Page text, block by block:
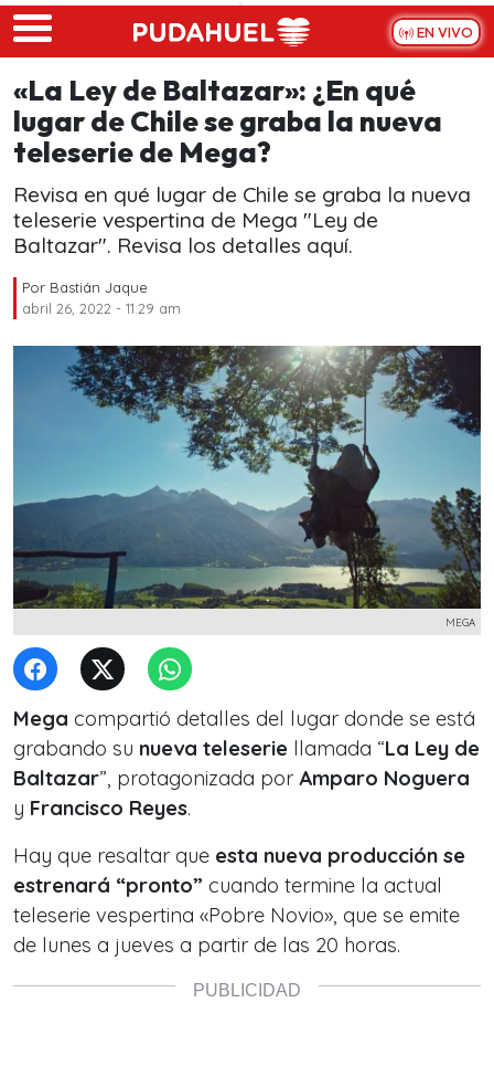
Skip to main content
EN VIVO
«La Ley de Baltazar»: ¿En qué
lugar de Chile se graba la nueva
teleserie de Mega?
Revisa en qué lugar de Chile se graba la nueva
teleserie vespertina de Mega "Ley de
Baltazar". Revisa los detalles aquí.
Por Bastián Jaque
abril 26, 2022 - 11:29 am
MEGA
Mega compartió detalles del lugar donde se está
grabando su nueva teleserie llamada “La Ley de
Baltazar”, protagonizada por Amparo Noguera
y Francisco Reyes.
Hay que resaltar que esta nueva producción se
estrenará “pronto” cuando termine la actual
teleserie vespertina «Pobre Novio», que se emite
de lunes a jueves a partir de las 20 horas.